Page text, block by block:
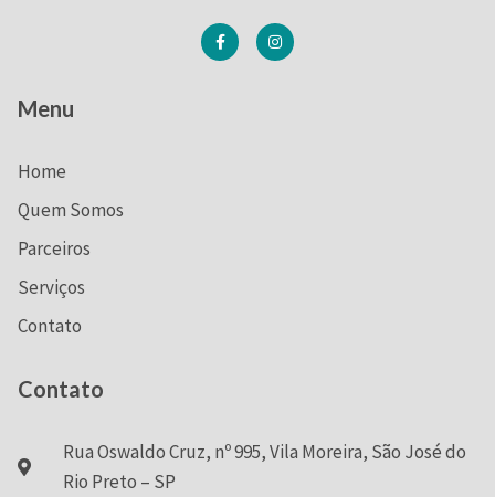
Menu
Home
Quem Somos
Parceiros
Serviços
Contato
Contato
Rua Oswaldo Cruz, nº 995, Vila Moreira, São José do
Rio Preto – SP